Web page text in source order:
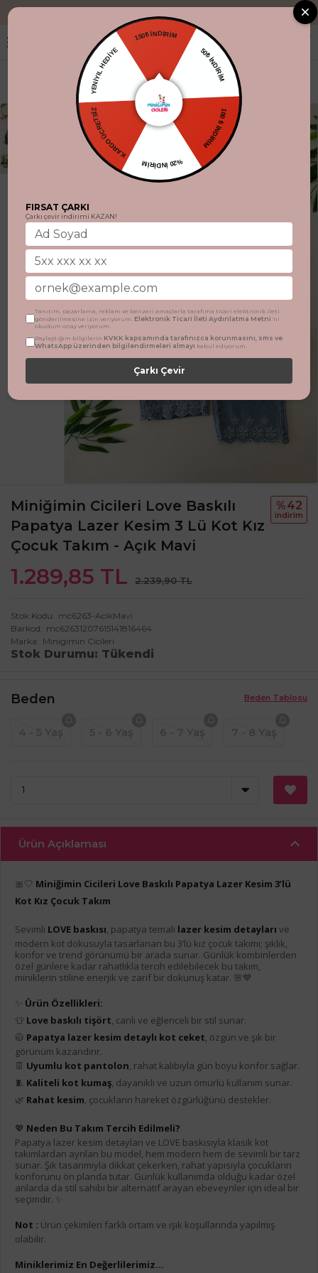
"Aynı gün
Miniğimin Cicileri Love Baskılı
Papatya Lazer Kesim 3 Lü Kot Kız
Çocuk Takım - Açık Mavi
1.289,85 TL 2.239,90 TL
%42
i̇ndi̇ri̇m
Stok Kodu
mc6263-AcikMavi
Barkod
mc62631207615141816464
Marka
Minigimin Cicileri
Stok Durumu Tükendi
Beden Tablosu
Beden
Ürün Açıklaması
🎀🤍 Miniğimin Cicileri Love Baskılı Papatya Lazer Kesim 3’lü
Kot Kız Çocuk Takım
Sevimli LOVE baskısı , papatya temalı lazer kesim detayları ve
modern kot dokusuyla tasarlanan bu 3’lü kız çocuk takımı; şıklık,
konfor ve trend görünümü bir arada sunar. Günlük kombinlerden
özel günlere kadar rahatlıkla tercih edilebilecek bu takım,
miniklerin stiline enerjik ve zarif bir dokunuş katar. 🌸💙
Ürün Özellikleri:
👕 Love baskılı tişört , canlı ve eğlenceli bir stil sunar.
🧥 Papatya lazer kesim detaylı kot ceket , özgün ve şık bir
görünüm kazandırır.
👖 Uyumlu kot pantolon , rahat kalıbıyla gün boyu konfor sağlar.
🧵 Kaliteli kot kumaş , dayanıklı ve uzun ömürlü kullanım sunar.
🌿 Rahat kesim , çocukların hareket özgürlüğünü destekler.
💖 Neden Bu Takım Tercih Edilmeli?
Papatya lazer kesim detayları ve LOVE baskısıyla klasik kot
takımlardan ayrılan bu model, hem modern hem de sevimli bir tarz
sunar. Şık tasarımıyla dikkat çekerken, rahat yapısıyla çocukların
konforunu ön planda tutar. Günlük kullanımda olduğu kadar özel
anlarda da stil sahibi bir alternatif arayan ebeveynler için ideal bir
seçimdir. ✨
Not : Ürün çekimleri farklı ortam ve ışık koşullarında yapılmış
olabilir.
Miniklerimiz En Değerlilerimiz...
150₺ İNDİRİM
50₺ İNDİRİM
100 ₺ İNDİRİM
%20 İNDİRİM
KARGO ÜCRETSİZ
YENİYIL HEDİYE
FIRSAT ÇARKI
Çarkı çevir indirimi KAZAN!
Tanıtım, pazarlama, reklam ve benzeri amaçlarla tarafıma ticari elektronik ileti
gönderilmesine izin veriyorum. Elektronik Ticari İleti Aydınlatma Metni 'ni
okudum onay veriyorum.
Paylaştığım bilgilerin KVKK kapsamında tarafınızca korunmasını, sms ve
WhatsApp üzerinden bilgilendirmeleri almayı kabul ediyorum.
Çarkı Çevir